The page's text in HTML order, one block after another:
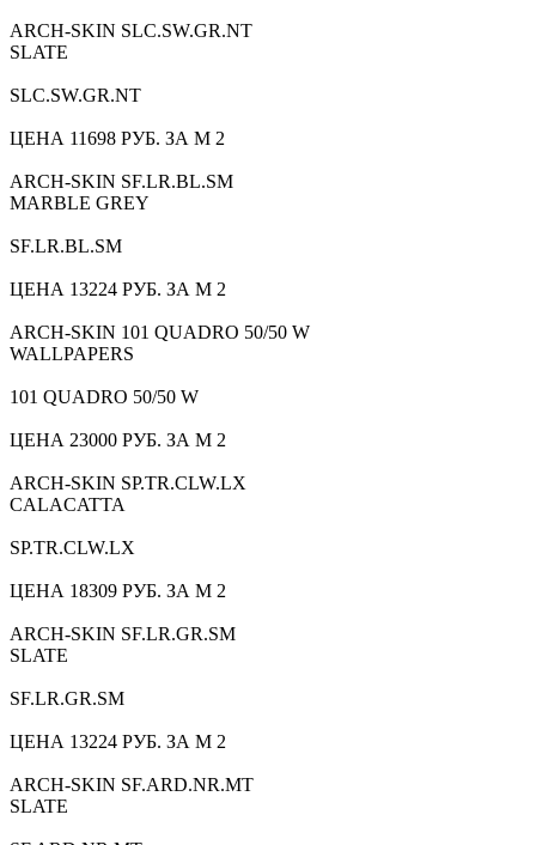
ARCH-SKIN SLC.SW.GR.NT
SLATE
SLC.SW.GR.NT
ЦЕНА 11698 РУБ. ЗА М 2
ARCH-SKIN SF.LR.BL.SM
MARBLE GREY
SF.LR.BL.SM
ЦЕНА 13224 РУБ. ЗА М 2
ARCH-SKIN 101 QUADRO 50/50 W
WALLPAPERS
101 QUADRO 50/50 W
ЦЕНА 23000 РУБ. ЗА М 2
ARCH-SKIN SP.TR.CLW.LX
CALACATTA
SP.TR.CLW.LX
ЦЕНА 18309 РУБ. ЗА М 2
ARCH-SKIN SF.LR.GR.SM
SLATE
SF.LR.GR.SM
ЦЕНА 13224 РУБ. ЗА М 2
ARCH-SKIN SF.ARD.NR.MT
SLATE